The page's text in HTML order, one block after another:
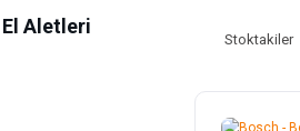
Aletleri
Stoktakiler